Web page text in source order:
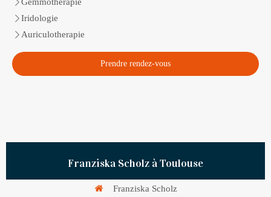
Iridologie
Auriculotherapie
Prendre rendez-vous
Franziska Scholz à Toulouse
Franziska Scholz